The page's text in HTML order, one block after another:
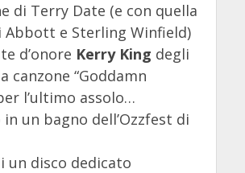
di Terry Date (e con quella
e Sterling Winfield)
d’onore Kerry King degli
canzone “Goddamn
l’ultimo assolo…
un bagno dell’Ozzfest di
un disco dedicato